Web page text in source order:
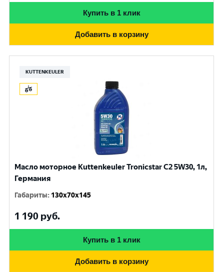
Купить в 1 клик
Добавить в корзину
KUTTENKEULER
Масло моторное Kuttenkeuler Tronicstar C2 5W30, 1л,
Германия
Габариты: 130x70x145
1 190 руб.
Купить в 1 клик
Добавить в корзину